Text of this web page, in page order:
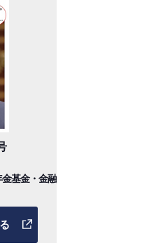
金基金・金融